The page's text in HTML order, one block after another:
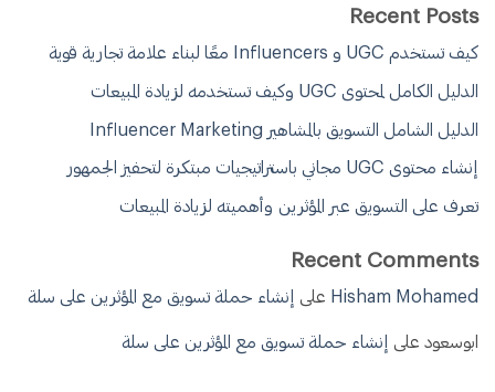
Recent Posts
كيف تستخدم UGC و Influencers معًا لبناء علامة تجارية قوية
الدليل الكامل لمحتوى UGC وكيف تستخدمه لزيادة المبيعات
الدليل الشامل التسويق بالمشاهير Influencer Marketing
إنشاء محتوى UGC مجاني باستراتيجيات مبتكرة لتحفيز الجمهور
تعرف على التسويق عبر المؤثرين وأهميته لزيادة المبيعات
Recent Comments
Hisham Mohamed على إنشاء حملة تسويق مع المؤثرين على سلة
ابوسعود على إنشاء حملة تسويق مع المؤثرين على سلة